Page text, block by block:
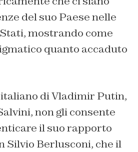
del suo Paese nelle
mostrando come
quanto accaduto
di Vladimir Putin,
non gli consente
il suo rapporto
Silvio Berlusconi, che il